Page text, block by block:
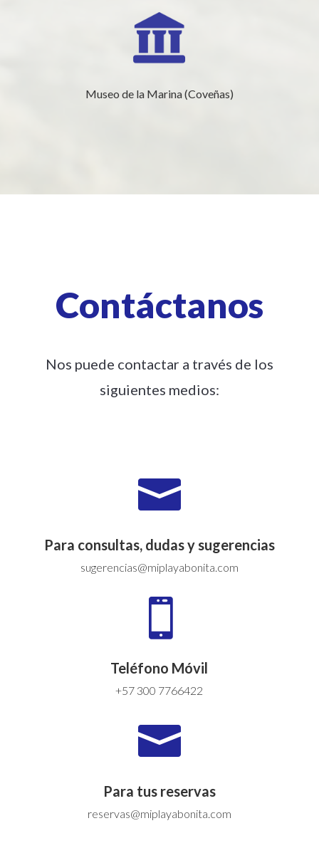
Museo de la Marina (Coveñas)
Contáctanos
Nos puede contactar a través de los
siguientes medios:

Para consultas, dudas y sugerencias
sugerencias@miplayabonita.com

Teléfono Móvil
+57 300 7766422

Para tus reservas
reservas@miplayabonita.com